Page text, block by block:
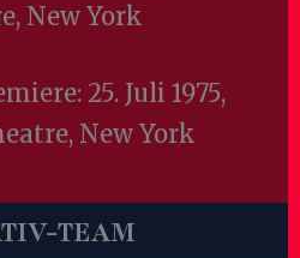
New York
25. Juli 1975,
New York
TEAM